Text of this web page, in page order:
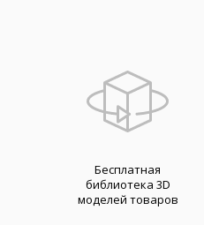
Бесплатная
библиотека 3D
моделей товаров